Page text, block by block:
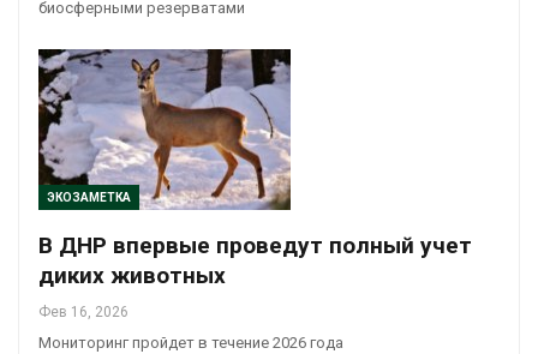
биосферными резерватами
ЭКОЗАМЕТКА
В ДНР впервые проведут полный учет
диких животных
Фев 16, 2026
Мониторинг пройдет в течение 2026 года